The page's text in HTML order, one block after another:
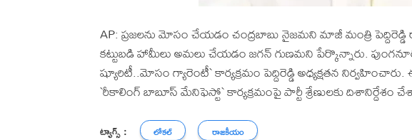
AP: ప్ర‌జ‌ల‌ను మోసం చేయ‌డం చంద్ర‌బాబు నైజ‌మ‌ని మాజీ మంత్రి
కట్టుబడి హామీలు అమలు చేయడం జ‌గ‌న్ గుణమ‌ని పేర్కొన్నారు.
ష్యూరిటీ..మోసం గ్యారెంటీ` కార్య‌క్ర‌మం పెద్దిరెడ్డి అధ్య‌క్ష‌త‌న
`రీకాలింగ్ బాబూస్ మేనిఫెస్టో` కార్య‌క్ర‌మంపై పార్టీ శ్రేణుల‌కు దిశానిర్దేశం
ట్యాగ్స్ : లోకల్ రాజకీయం